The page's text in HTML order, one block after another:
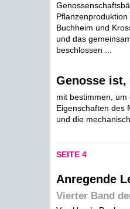
Buchheim und
und das
beschlossen ...
Genosse
mit bestimmen,
Eigenschaften des
und die
SEITE 4
Anregende
Vierter Band